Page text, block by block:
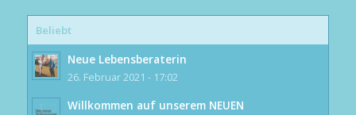
Beliebt
Neue Lebensberaterin
26. Februar 2021 - 17:02
Willkommen auf unserem NEUEN